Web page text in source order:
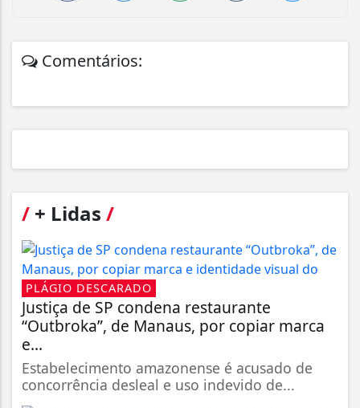
Comentários:
/ + Lidas /
PLÁGIO DESCARADO
Justiça de SP condena restaurante
“Outbroka”, de Manaus, por copiar marca
e...
Estabelecimento amazonense é acusado de
concorrência desleal e uso indevido de...